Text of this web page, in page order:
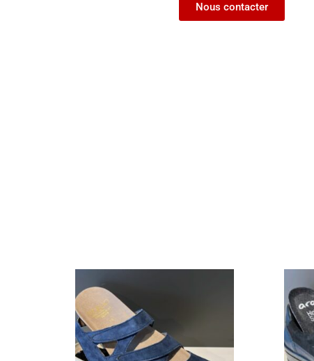
Nous contacter